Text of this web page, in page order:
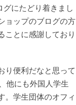
グにたどり着きまし
ョップのブログの方
ことに感謝しており
り便利だなと思って
他にも外国人学生
。学生団体のオフィ